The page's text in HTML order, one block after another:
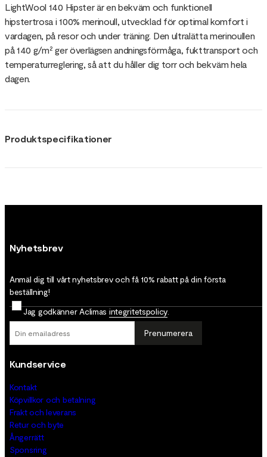
LightWool 140 Hipster är en bekväm och funktionell
hipstertrosa i 100% merinoull, utvecklad för optimal komfort i
vardagen, på resor och under träning. Den ultralätta merinoullen
på 140 g/m² ger överlägsen andningsförmåga, fukttransport och
temperaturreglering, så att du håller dig torr och bekväm hela
dagen.
Produktspecifikationer
Nyhetsbrev
Anmäl dig till vårt nyhetsbrev och få 10% rabatt på din första
beställning!
Jag godkänner Aclimas integritetspolicy
Prenumerera
Kundservice
Kontakt
Köpvillkor och betalning
Frakt och leverans
Retur och byte
Ångerrätt
Sponsring